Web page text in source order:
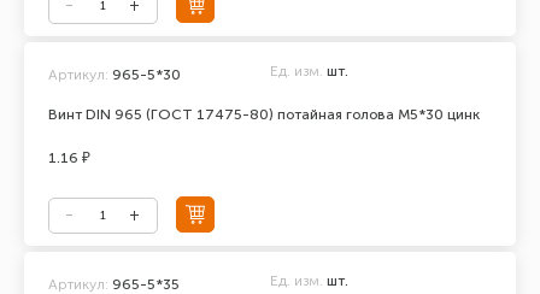
Винт DIN 965 (ГОСТ 17475-80) потайная голова М5*30 цинк
Артикул: 965-5*30 Ед. изм. шт.
1.16 ₽
Артикул: 965-5*35 Ед. изм. шт.